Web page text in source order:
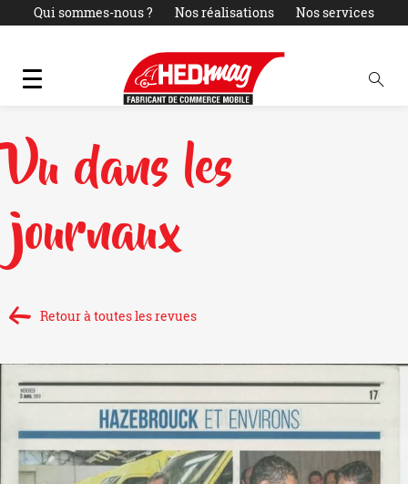
Qui sommes-nous ? Nos réalisations
Nos services
Vu dans les
journaux
Retour à toutes les revues